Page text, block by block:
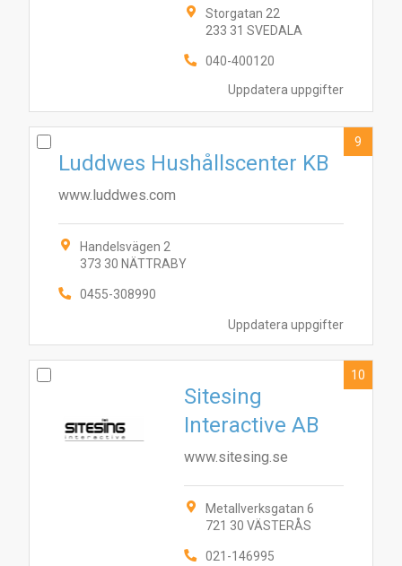
Uppdatera uppgifter
Storgatan 22
233 31 SVEDALA
040-400120
Uppdatera uppgifter
Luddwes Hushållscenter KB
www.luddwes.com
Handelsvägen 2
373 30 NÄTTRABY
0455-308990
9
Sitesing
Interactive AB
www.sitesing.se
Metallverksgatan 6
721 30 VÄSTERÅS
021-146995
10